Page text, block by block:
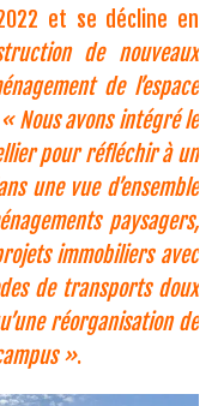
et se décline en
de nouveaux
de l’espace
« Nous avons intégré le
pour réfléchir à un
une vue d’ensemble
paysagers,
immobiliers avec
de transports doux
réorganisation de
».